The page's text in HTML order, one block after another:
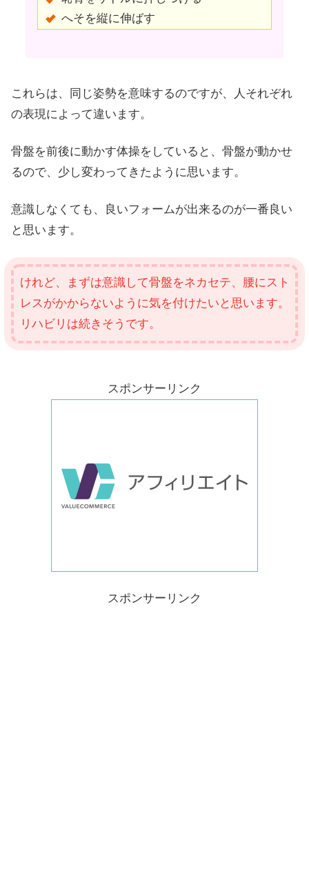
へそを縦に伸ばす
これらは、同じ姿勢を意味するのですが、人それぞれ
の表現によって違います。
骨盤を前後に動かす体操をしていると、骨盤が動かせ
るので、少し変わってきたように思います。
意識しなくても、良いフォームが出来るのが一番良い
と思います。
けれど、まずは意識して骨盤をネカセテ、腰にスト
レスがかからないように気を付けたいと思います。
リハビリは続きそうです。
スポンサーリンク
スポンサーリンク